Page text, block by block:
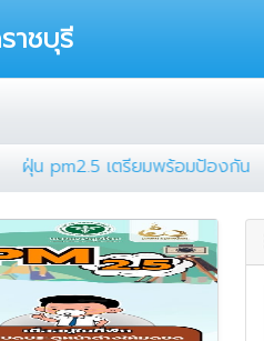
าชบุรี
ในพื้นที่|ฝุ่น pm2.5 เตรียม